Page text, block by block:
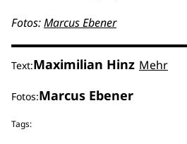
Fotos:Marcus Ebener
Text:Maximilian Hinz Mehr
Fotos:Marcus Ebener
Tags: